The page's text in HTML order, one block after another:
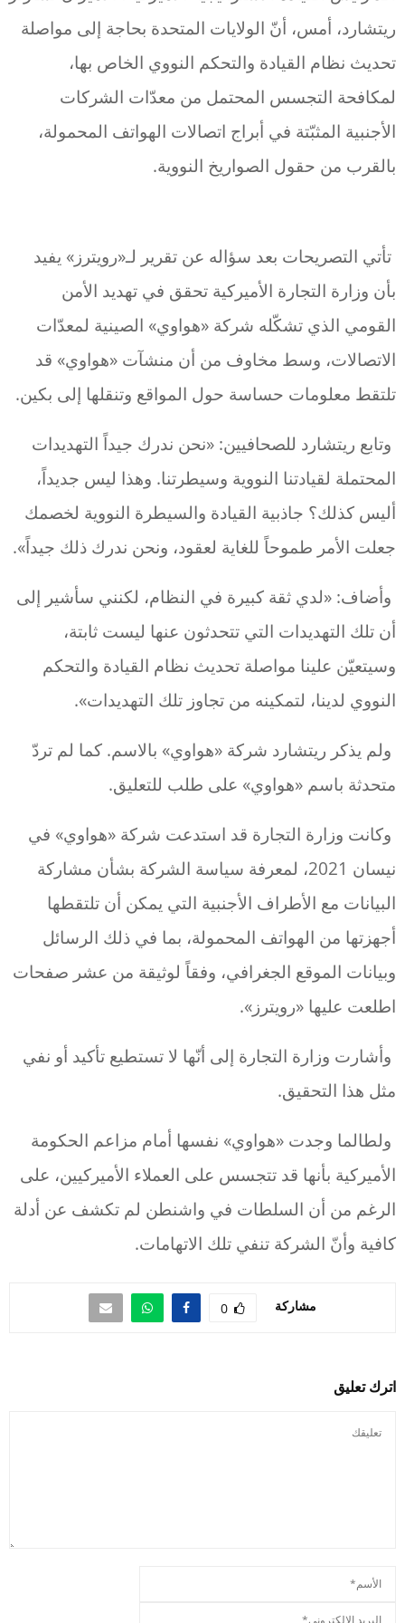
ريتشارد، أمس، أنّ الولايات المتحدة بحاجة إلى مواصلة
تحديث نظام القيادة والتحكم النووي الخاص بها،
لمكافحة التجسس المحتمل من معدّات الشركات
الأجنبية المثبّتة في أبراج اتصالات الهواتف المحمولة،
بالقرب من حقول الصواريخ النووية.
تأتي التصريحات بعد سؤاله عن تقرير لـ«رويترز» يفيد
بأن وزارة التجارة الأميركية تحقق في تهديد الأمن
القومي الذي تشكّله شركة «هواوي» الصينية لمعدّات
الاتصالات، وسط مخاوف من أن منشآت «هواوي» قد
تلتقط معلومات حساسة حول المواقع وتنقلها إلى بكين.
وتابع ريتشارد للصحافيين: «نحن ندرك جيداً التهديدات
المحتملة لقيادتنا النووية وسيطرتنا. وهذا ليس جديداً،
أليس كذلك؟ جاذبية القيادة والسيطرة النووية لخصمك
جعلت الأمر طموحاً للغاية لعقود، ونحن ندرك ذلك جيداً».
وأضاف: «لدي ثقة كبيرة في النظام، لكنني سأشير إلى
أن تلك التهديدات التي تتحدثون عنها ليست ثابتة،
وسيتعيّن علينا مواصلة تحديث نظام القيادة والتحكم
النووي لدينا، لتمكينه من تجاوز تلك التهديدات».
ولم يذكر ريتشارد شركة «هواوي» بالاسم. كما لم تردّ
متحدثة باسم «هواوي» على طلب للتعليق.
وكانت وزارة التجارة قد استدعت شركة «هواوي» في
نيسان 2021، لمعرفة سياسة الشركة بشأن مشاركة
البيانات مع الأطراف الأجنبية التي يمكن أن تلتقطها
أجهزتها من الهواتف المحمولة، بما في ذلك الرسائل
وبيانات الموقع الجغرافي، وفقاً لوثيقة من عشر صفحات
اطلعت عليها «رويترز».
وأشارت وزارة التجارة إلى أنّها لا تستطيع تأكيد أو نفي
مثل هذا التحقيق.
ولطالما وجدت «هواوي» نفسها أمام مزاعم الحكومة
الأميركية بأنها قد تتجسس على العملاء الأميركيين، على
الرغم من أن السلطات في واشنطن لم تكشف عن أدلة
كافية وأنّ الشركة تنفي تلك الاتهامات.
مشاركة 0
اترك تعليق